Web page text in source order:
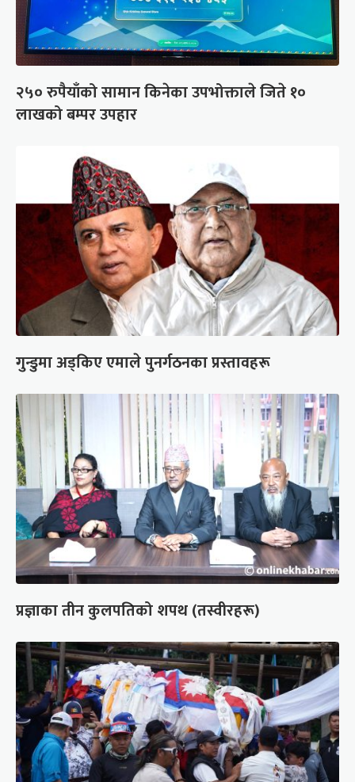
२५० रुपैयाँको सामान किनेका उपभोक्ताले जिते १०
लाखको बम्पर उपहार
गुन्डुमा अड्किए एमाले पुनर्गठनका प्रस्तावहरू
प्रज्ञाका तीन कुलपतिको शपथ (तस्वीरहरू)